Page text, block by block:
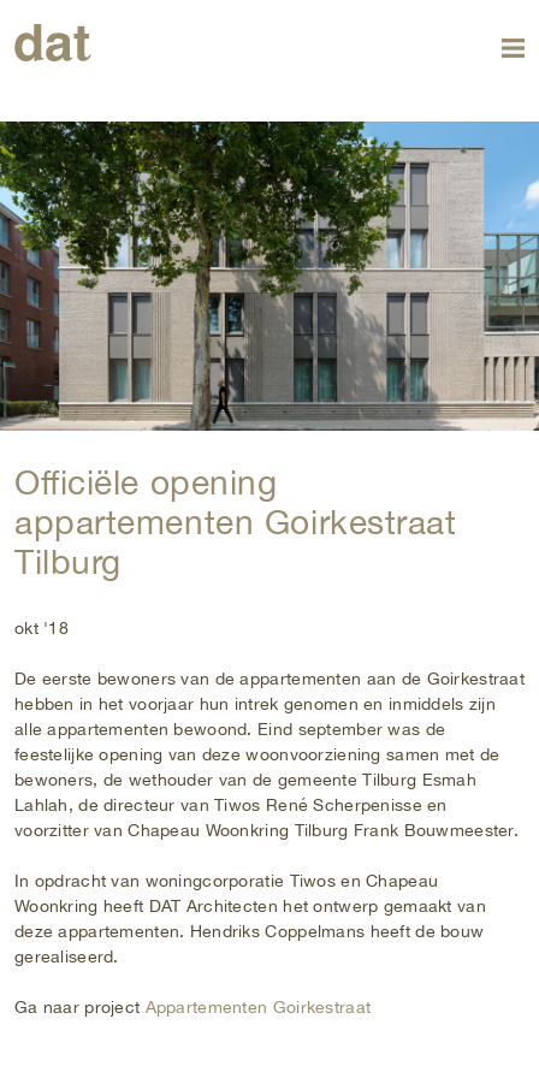
Officiële opening
appartementen Goirkestraat
Tilburg
okt '18
De eerste bewoners van de appartementen aan de Goirkestraat
hebben in het voorjaar hun intrek genomen en inmiddels zijn
alle appartementen bewoond. Eind september was de
feestelijke opening van deze woonvoorziening samen met de
bewoners, de wethouder van de gemeente Tilburg Esmah
Lahlah, de directeur van Tiwos René Scherpenisse en
voorzitter van Chapeau Woonkring Tilburg Frank Bouwmeester.
In opdracht van woningcorporatie Tiwos en Chapeau
Woonkring heeft DAT Architecten het ontwerp gemaakt van
deze appartementen. Hendriks Coppelmans heeft de bouw
gerealiseerd.
Ga naar project Appartementen Goirkestraat